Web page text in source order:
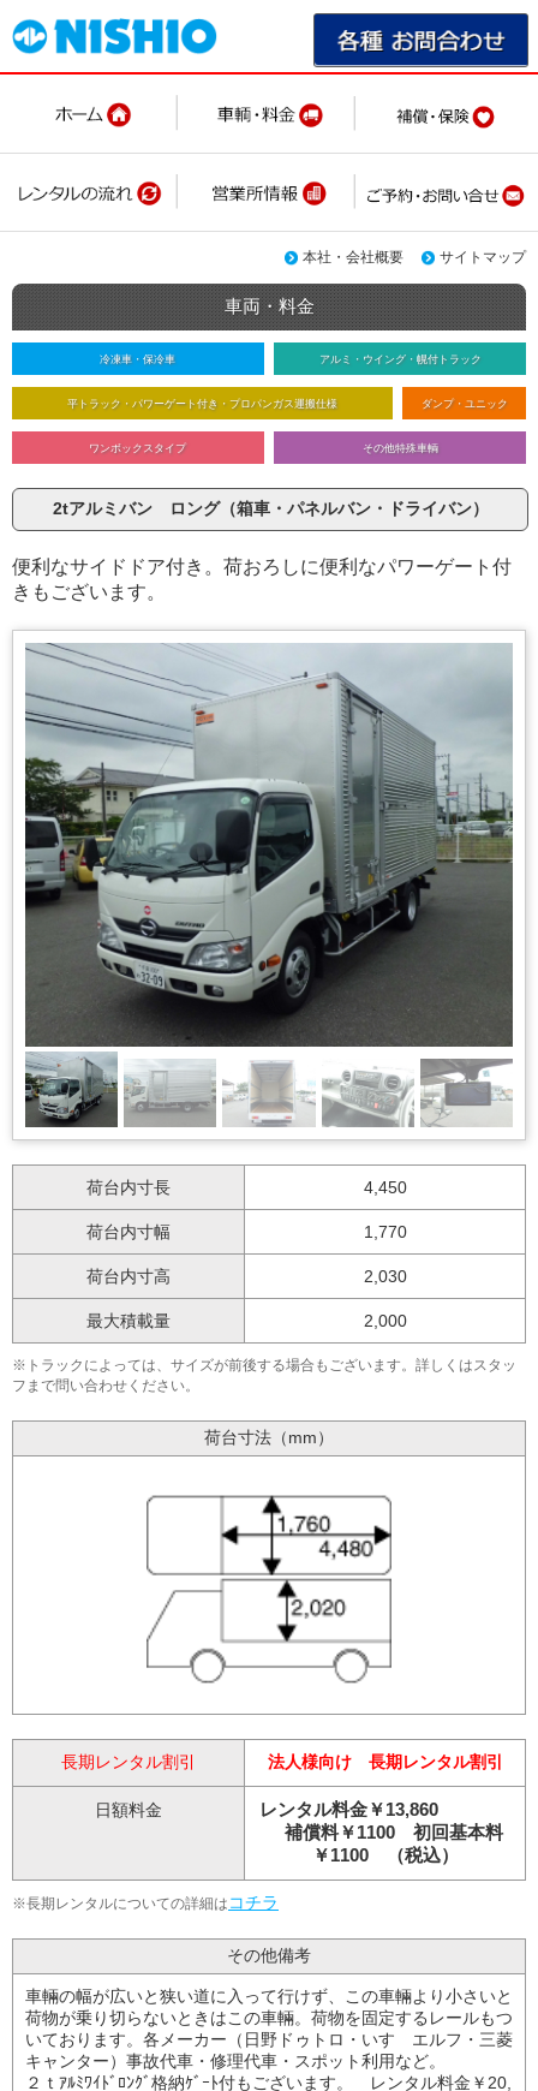
本社・会社概要 サイトマップ
車両・料金
冷凍車・保冷車 アルミ・ウイング・幌付トラック
平トラック・パワーゲート付き・プロパンガス運搬仕様 ダンプ・ユニック
ワンボックスタイプ その他特殊車輌
2tアルミバン ロング（箱車・パネルバン・ドライバン）
便利なサイドドア付き。荷おろしに便利なパワーゲート付
きもございます。
荷台内寸長 4,450
荷台内寸幅 1,770
荷台内寸高 2,030
最大積載量 2,000
※トラックによっては、サイズが前後する場合もございます。詳しくはスタッ
フまで問い合わせください。
荷台寸法（mm）
長期レンタル割引 法人様向け 長期レンタル割引
日額料金
レンタル料金￥13,860
補償料￥1100 初回基本料
￥1100 （税込）
※長期レンタルについての詳細は コチラ
その他備考
車輛の幅が広いと狭い道に入って行けず、この車輛より小さいと
荷物が乗り切らないときはこの車輛。荷物を固定するレールもつ
いております。各メーカー（日野ドゥトロ・いすゞエルフ・三菱
キャンター）事故代車・修理代車・スポット利用など。
２ｔｱﾙﾐﾜｲﾄﾞﾛﾝｸﾞ格納ｹﾞｰﾄ付もございます。 レンタル料金￥20,